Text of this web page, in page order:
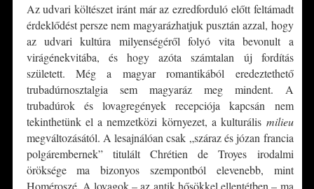
Az udvari költészet iránt már az ezredforduló előtt feltámadt
érdeklődést persze nem magyarázhatjuk pusztán azzal, hogy
az udvari kultúra milyenségéről folyó vita bevonult a
virágénekvitába, és hogy azóta számtalan új fordítás
született. Még a magyar romantikából eredeztethető
trubadúrnosztalgia sem magyaráz meg mindent. A
trubadúrok és lovagregények recepciója kapcsán nem
tekinthetünk el a nemzetközi környezet, a kulturális milieu
megváltozásától. A lesajnálóan csak „száraz és józan francia
polgárembernek” titulált Chrétien de Troyes irodalmi
öröksége ma bizonyos szempontból elevenebb, mint
Homéroszé. A lovagok – az antik hősökkel ellentétben – ma